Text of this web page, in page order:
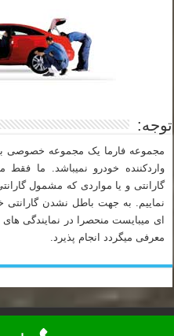
توجه:
مجموعه فارما یک مجموعه خصوصی
واردکننده خودرو نمیباشد. ما فقط
گارانتی و یا مواردی که مشمول
نماییم. به جهت باطل نشدن گارانتی
ای میبایست منحصرا در نمایندگی
معرفی میگردد انجام پذیرد.
تلفن شبانه روزی امداد خودرو فارما